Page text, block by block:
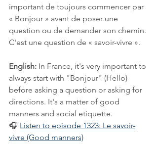
important de toujours commencer par
« Bonjour » avant de poser une
question ou de demander son chemin.
C'est une question de « savoir-vivre ».
English: In France, it's very important to
always start with "Bonjour" (Hello)
before asking a question or asking for
directions. It's a matter of good
manners and social etiquette.
🎧 Listen to episode 1323: Le savoir-
vivre (Good manners)